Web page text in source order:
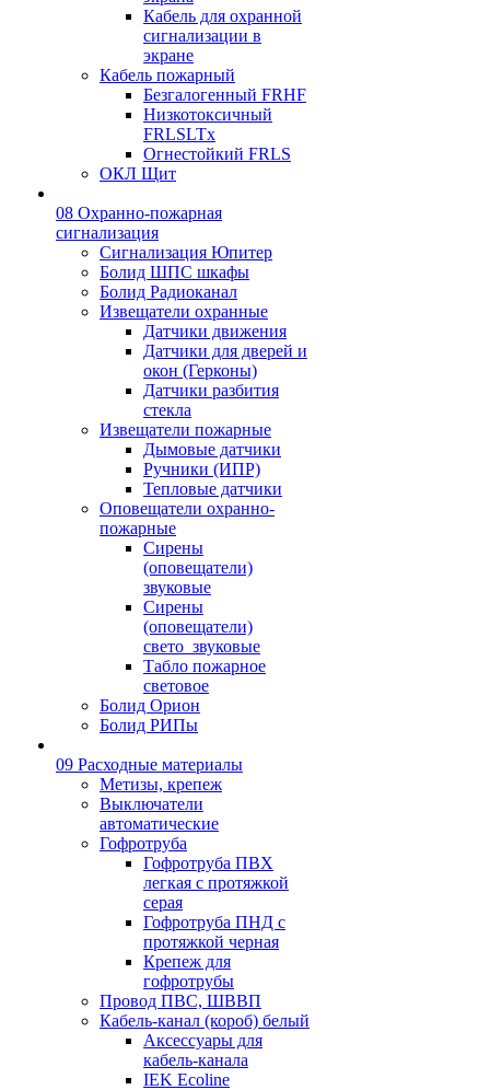
Кабель для охранной
сигнализации в
экране
Кабель пожарный
Безгалогенный FRHF
Низкотоксичный
FRLSLTx
Огнестойкий FRLS
ОКЛ Щит
08 Охранно-пожарная
сигнализация
Сигнализация Юпитер
Болид ШПС шкафы
Болид Радиоканал
Извещатели охранные
Датчики движения
Датчики для дверей и
окон (Герконы)
Датчики разбития
стекла
Извещатели пожарные
Дымовые датчики
Ручники (ИПР)
Тепловые датчики
Оповещатели охранно-
пожарные
Сирены
(оповещатели)
звуковые
Сирены
(оповещатели)
свето_звуковые
Табло пожарное
световое
Болид Орион
Болид РИПы
09 Расходные материалы
Метизы, крепеж
Выключатели
автоматические
Гофротруба
Гофротруба ПВХ
легкая с протяжкой
серая
Гофротруба ПНД с
протяжкой черная
Крепеж для
гофротрубы
Провод ПВС, ШВВП
Кабель-канал (короб) белый
Аксессуары для
кабель-канала
IEK Ecoline